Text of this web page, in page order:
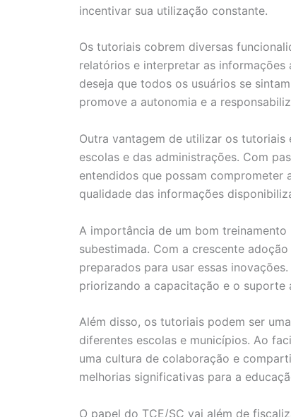
incentivar sua utilização constante.
Os tutoriais cobrem diversas
relatórios e interpretar as informações
deseja que todos os usuários se
promove a autonomia e a
Outra vantagem de utilizar os
escolas e das administrações. Com
entendidos que possam comprometer
qualidade das informações
A importância de um bom
subestimada. Com a crescente
preparados para usar essas
priorizando a capacitação e o suporte
Além disso, os tutoriais podem ser
diferentes escolas e municípios. Ao
uma cultura de colaboração e
melhorias significativas para a
O papel do TCE/SC vai além de